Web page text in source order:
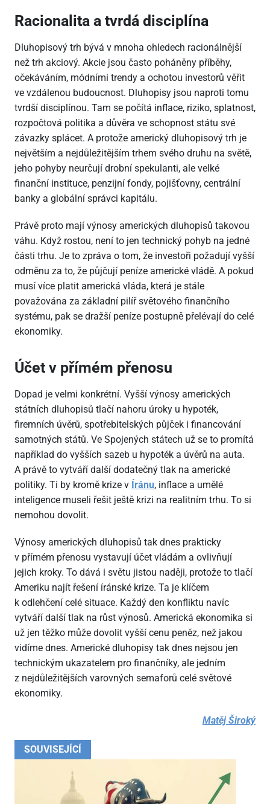
SOUVISEJÍCÍ
Racionalita a tvrdá disciplína
Dluhopisový trh bývá v mnoha ohledech racionálnější
než trh akciový. Akcie jsou často poháněny příběhy,
očekáváním, módními trendy a ochotou investorů věřit
ve vzdálenou budoucnost. Dluhopisy jsou naproti tomu
tvrdší disciplínou. Tam se počítá inflace, riziko, splatnost,
rozpočtová politika a důvěra ve schopnost státu své
závazky splácet. A protože americký dluhopisový trh je
největším a nejdůležitějším trhem svého druhu na světě,
jeho pohyby neurčují drobní spekulanti, ale velké
finanční instituce, penzijní fondy, pojišťovny, centrální
banky a globální správci kapitálu.
Právě proto mají výnosy amerických dluhopisů takovou
váhu. Když rostou, není to jen technický pohyb na jedné
části trhu. Je to zpráva o tom, že investoři požadují vyšší
odměnu za to, že půjčují peníze americké vládě. A pokud
musí více platit americká vláda, která je stále
považována za základní pilíř světového finančního
systému, pak se dražší peníze postupně přelévají do celé
ekonomiky.
Účet v přímém přenosu
Dopad je velmi konkrétní. Vyšší výnosy amerických
státních dluhopisů tlačí nahoru úroky u hypoték,
firemních úvěrů, spotřebitelských půjček i financování
samotných států. Ve Spojených státech už se to promítá
například do vyšších sazeb u hypoték a úvěrů na auta.
A právě to vytváří další dodatečný tlak na americké
politiky. Ti by kromě krize v Íránu, inflace a umělé
inteligence museli řešit ještě krizi na realitním trhu. To si
nemohou dovolit.
Výnosy amerických dluhopisů tak dnes prakticky
v přímém přenosu vystavují účet vládám a ovlivňují
jejich kroky. To dává i světu jistou naději, protože to tlačí
Ameriku najít řešení íránské krize. Ta je klíčem
k odlehčení celé situace. Každý den konfliktu navíc
vytváří další tlak na růst výnosů. Americká ekonomika si
už jen těžko může dovolit vyšší cenu peněz, než jakou
vidíme dnes. Americké dluhopisy tak dnes nejsou jen
technickým ukazatelem pro finančníky, ale jedním
z nejdůležitějších varovných semaforů celé světové
ekonomiky.
Matěj Široký